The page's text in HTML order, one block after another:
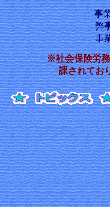
事業
弊事務所では 給
事業所様のお手
※社会保険労務
課されております。